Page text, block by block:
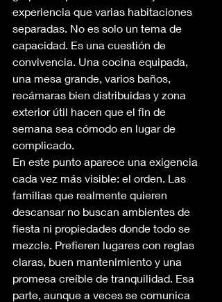
experiencia que varias habitaciones
separadas. No es solo un tema de
capacidad. Es una cuestión de
convivencia. Una cocina equipada,
una mesa grande, varios baños,
recámaras bien distribuidas y zona
exterior útil hacen que el fin de
semana sea cómodo en lugar de
complicado.
En este punto aparece una exigencia
cada vez más visible: el orden. Las
familias que realmente quieren
descansar no buscan ambientes de
fiesta ni propiedades donde todo se
mezcle. Prefieren lugares con reglas
claras, buen mantenimiento y una
promesa creíble de tranquilidad. Esa
parte, aunque a veces se comunica